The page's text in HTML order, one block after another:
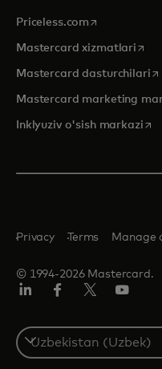
Priceless.com opens in a
Mastercard xizmatlari
Mastercard dasturchilari
Mastercard marketing
Inklyuziv o'sish markazi
© 1994-2026 Mastercard.
Privacy Terms Manage
Select
a
country